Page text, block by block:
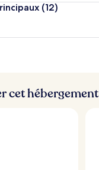
(12)
cet hébergement